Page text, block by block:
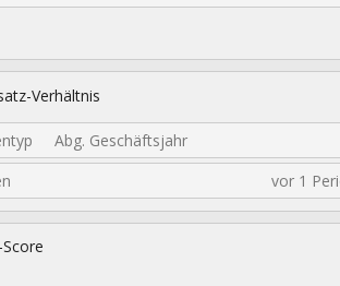
Verhältnis
Abg. Geschäftsjahr